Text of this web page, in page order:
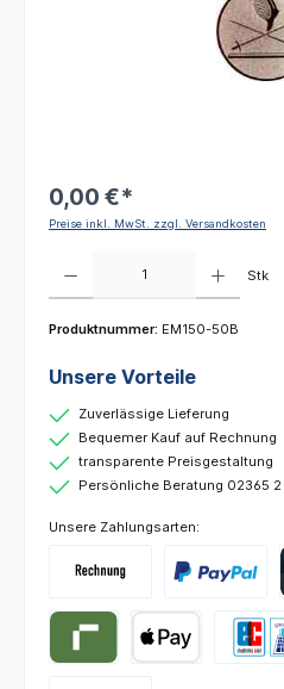
0,00 €*
Preise inkl. MwSt. zzgl. Versandkosten
Stk
Produktnummer: EM150-50B
Unsere Vorteile
Zuverlässige Lieferung
Bequemer Kauf auf Rechnung
transparente Preisgestaltung
Persönliche Beratung 02365 2
Unsere Zahlungsarten: